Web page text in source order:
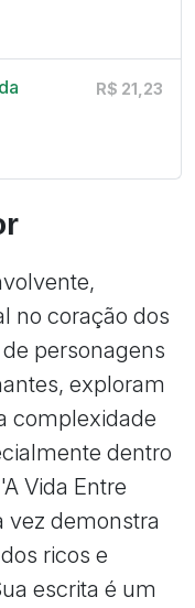
R$ 21,23
no coração dos
personagens
exploram
complexidade
dentro
Vida Entre
vez demonstra
ricos e
escrita é um